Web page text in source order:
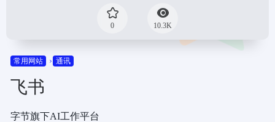
0 10.3K
常用网站 通讯
飞书
字节旗下AI工作平台